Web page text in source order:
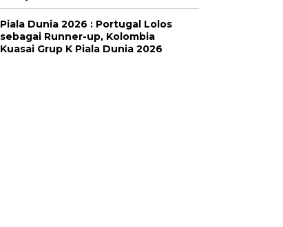
Piala Dunia 2026 : Portugal Lolos
sebagai Runner-up, Kolombia
Kuasai Grup K Piala Dunia 2026